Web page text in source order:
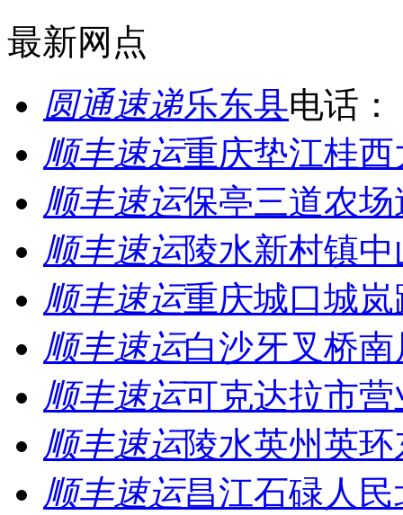
最新网点
圆通速递乐东县电话：
顺丰速运重庆垫江桂
顺丰速运保亭三道农
顺丰速运陵水新村镇
顺丰速运重庆城口城
顺丰速运白沙牙叉桥
顺丰速运可克达拉市营
顺丰速运陵水英州英
顺丰速运昌江石碌人